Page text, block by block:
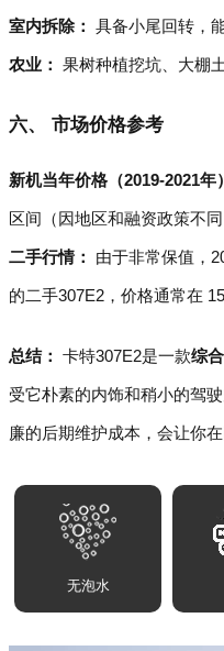
室内拆除： 具备小尾回转，
农业： 果树种植挖坑、大棚
六、 市场价格参考
新机当年价格（2019-2021年
区间（因地区和融资政策不同
二手行情： 由于非常保值，
的二手307E2，价格通常在
总结： 卡特307E2是一款综
受它朴素的内饰和稍小的驾
廉的后期维护成本，会让你
无泡水